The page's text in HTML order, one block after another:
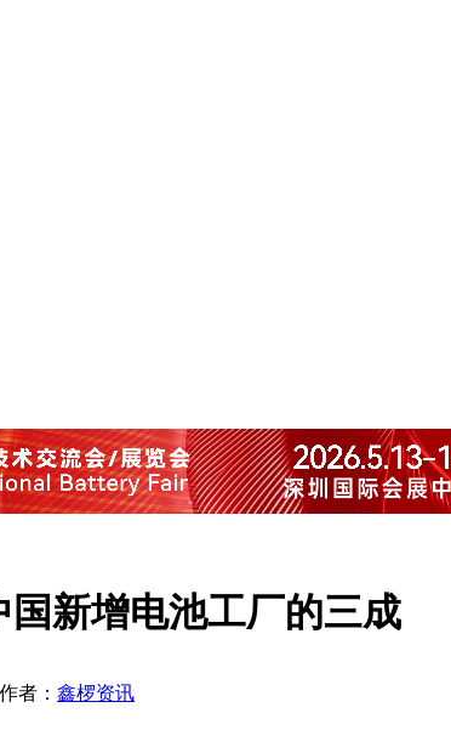
新增电池工厂的三成
者： 鑫椤资讯